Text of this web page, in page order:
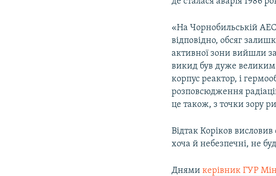
«На Чорнобильській
відповідно, обсяг
активної зони вийшли
викид був дуже
корпус реактор, і
розповсюдження
це також, з точки зору
Відтак Коріков
хоча й небезпечні, не
Днямикерівник ГУР